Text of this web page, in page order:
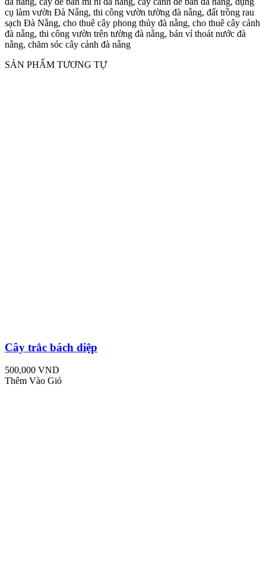
cụ làm vườn Đà Nẵng, thi công vườn tường đà nẵng, đất trồng rau
sạch Đà Nẵng, cho thuê cây phong thủy đà nẵng, cho thuê cây cảnh
đà nẵng, thi công vườn trên tường đà nẵng, bán vỉ thoát nước đà
nẵng, chăm sóc cây cảnh đà nẵng
SẢN PHẨM TƯƠNG TỰ
Cây trắc bách diệp
500,000 VND
Thêm Vào Giỏ